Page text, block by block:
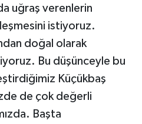
uğraş verenlerin
istiyoruz.
doğal olarak
Bu düşünceyle bu
Küçükbaş
de çok değerli
Başta